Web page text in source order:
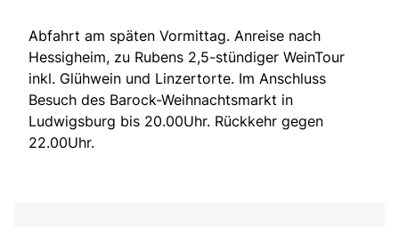
Abfahrt am späten Vormittag. Anreise nach
Hessigheim, zu Rubens 2,5-stündiger WeinTour
inkl. Glühwein und Linzertorte. Im Anschluss
Besuch des Barock-Weihnachtsmarkt in
Ludwigsburg bis 20.00Uhr. Rückkehr gegen
22.00Uhr.